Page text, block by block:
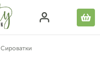
Сироватки